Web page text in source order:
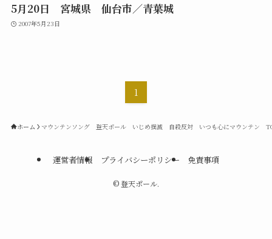
5月20日 宮城県 仙台市／青葉城
2007年5月23日
1
ホーム マウンテンソング 登天ポール いじめ撲滅 自殺反対 いつも心にマウンテン
運営者情報 プライバシーポリシー 免責事項
©登天ポール.